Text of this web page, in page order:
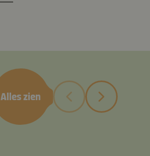
Alles zien